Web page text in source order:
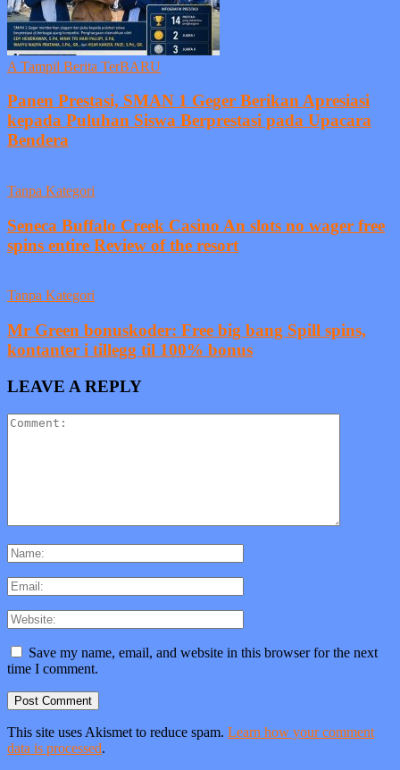
A Tampil Berita TerBARU
Panen Prestasi, SMAN 1 Geger Berikan Apresiasi
kepada Puluhan Siswa Berprestasi pada Upacara
Bendera
Tanpa Kategori
Seneca Buffalo Creek Casino An slots no wager free
spins entire Review of the resort
Tanpa Kategori
Mr Green bonuskoder: Free big bang Spill spins,
kontanter i tillegg til 100% bonus
LEAVE A REPLY
Save my name, email, and website in this browser for the next
time I comment.
This site uses Akismet to reduce spam. Learn how your comment
data is processed.